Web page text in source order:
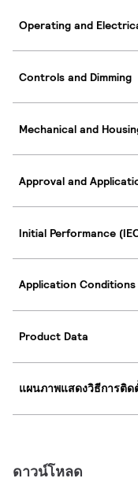
Operating and
Controls and Dimming
Mechanical and
Approval and
Initial Performance
Application Conditions
Product Data
แผนภาพแสดงวิธีการติด
ดาวน์โหลด